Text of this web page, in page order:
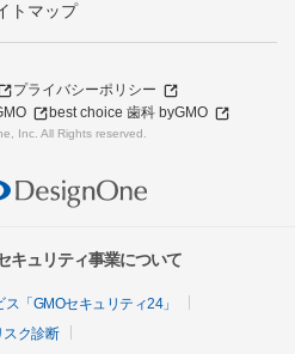
トマップ
プライバシーポリシー
best choice 歯科 byGMO
Inc. All Rights reserved.
キュリティ事業について
「GMOセキュリティ24」
スク診断